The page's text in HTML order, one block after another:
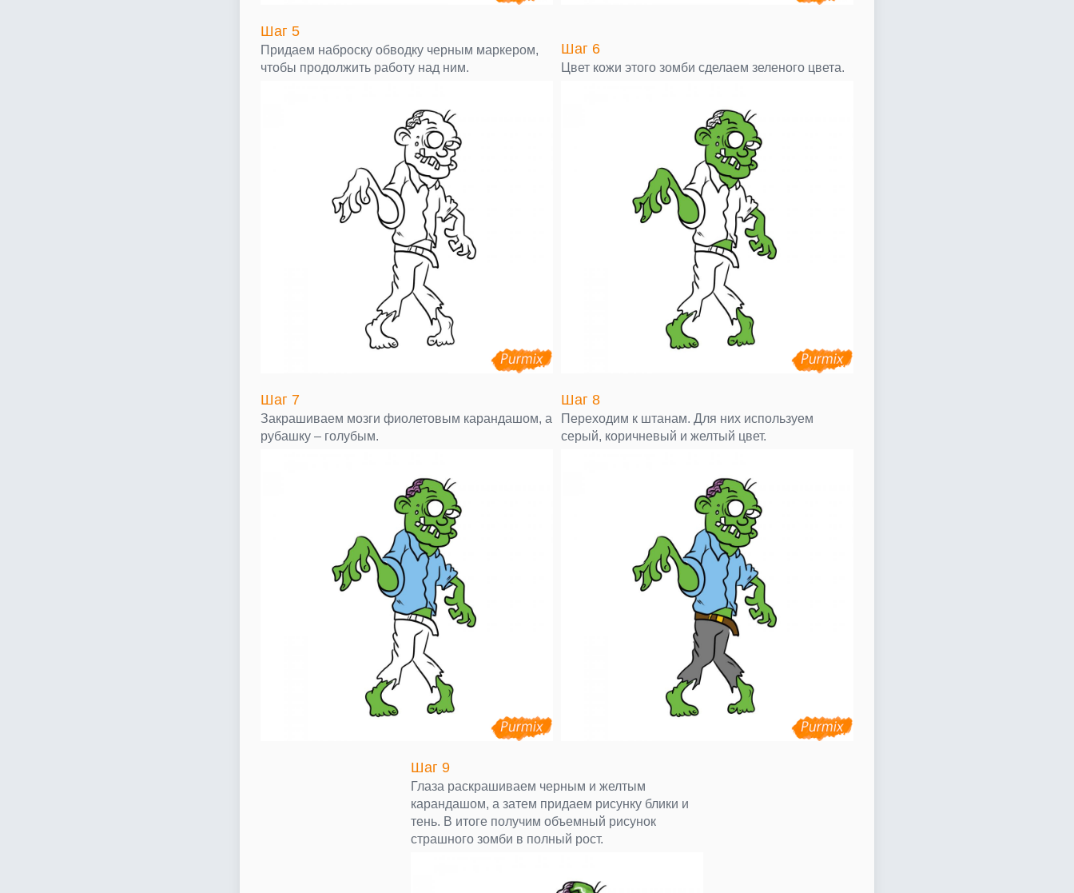
Шаг 5
Придаем наброску обводку черным маркером,
чтобы продолжить работу над ним.
Шаг 6
Цвет кожи этого зомби сделаем зеленого цвета.
Шаг 7
Закрашиваем мозги фиолетовым карандашом, а
рубашку – голубым.
Шаг 8
Переходим к штанам. Для них используем
серый, коричневый и желтый цвет.
Шаг 9
Глаза раскрашиваем черным и желтым
карандашом, а затем придаем рисунку блики и
тень. В итоге получим объемный рисунок
страшного зомби в полный рост.